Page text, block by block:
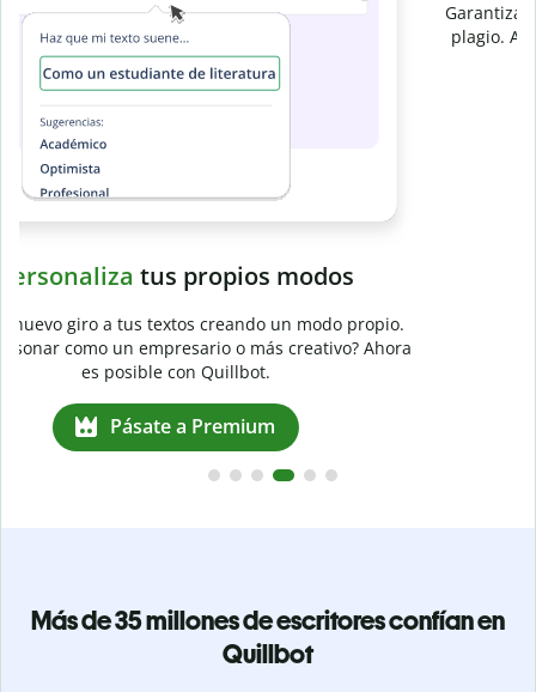
Garantiza textos totalmente originales con el detector de
plagio. Analiza tu trabajo en segundos e identifica citas
omitidas en cualquier idioma.
Más de 35 millones de escritores confían en
Quillbot